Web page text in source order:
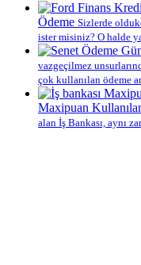
Ödeme Sizlerde
ister misiniz? O halde
vazgeçilmez
çok kullanılan ödeme
Maxipuan
alan İş Bankası, aynı